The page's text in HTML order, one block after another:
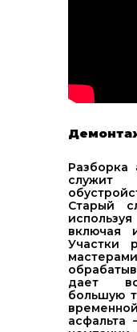
Разборка
Старый
включая
Участки
дает
большую